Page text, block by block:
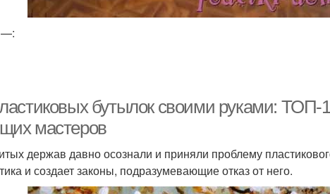
—:
бутылок своими руками:
мастеров
держав давно осознали и приняли проблему
и создает законы, подразумевающие отказ от него.